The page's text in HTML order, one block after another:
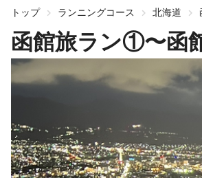
トップ ランニングコース 北海道
函館旅ラン①〜函